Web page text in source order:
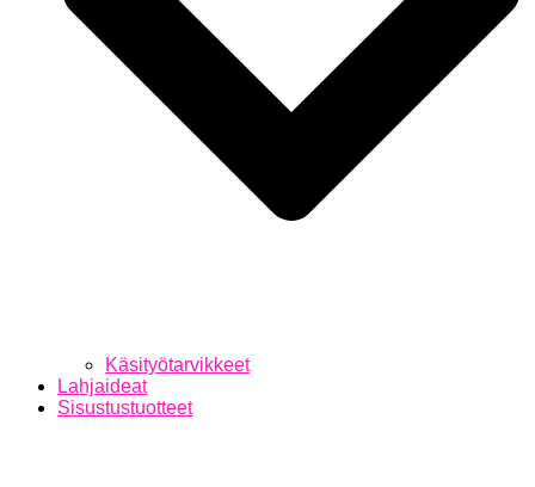
Käsityötarvikkeet
Lahjaideat
Sisustustuotteet